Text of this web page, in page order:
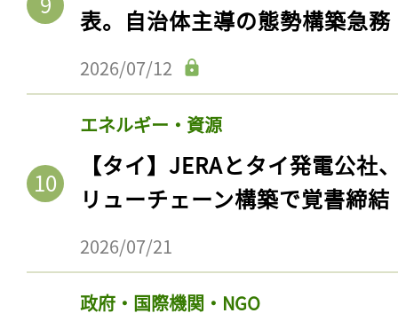
表。自治体主導の態勢構築急務
2026/07/12
エネルギー・資源
【タイ】JERAとタイ発電公社
リューチェーン構築で覚書締結
2026/07/21
政府・国際機関・NGO